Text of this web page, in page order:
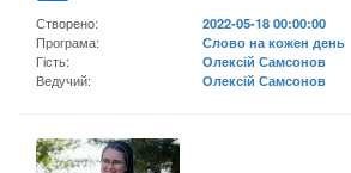
Створено:
2022-05-18 00:00:00
Програма:
Слово на кожен день
Гість:
Олексій Самсонов
Ведучий:
Олексій Самсонов